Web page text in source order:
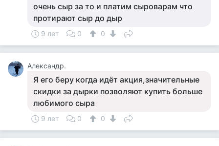
очень сыр за то и платим сыроварам что
протирают сыр до дыр
9 лет 0 0
Александр.
Я его беру когда идёт акция,значительные
скидки за дырки позволяют купить больше
любимого сыра
9 лет 0 0